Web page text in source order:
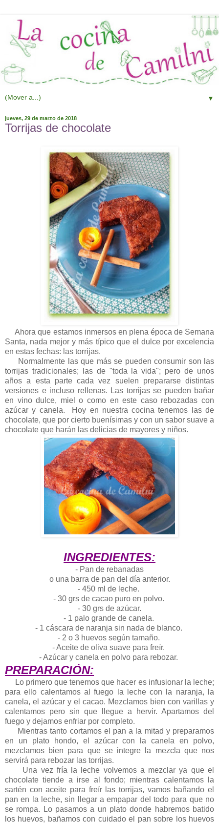
▼
jueves, 29 de marzo de 2018
Torrijas de chocolate
Ahora que estamos inmersos en plena época de Semana
Santa, nada mejor y más típico que el dulce por excelencia
en estas fechas: las torrijas.
Normalmente las que más se pueden consumir son las
torrijas tradicionales; las de "toda la vida"; pero de unos
años a esta parte cada vez suelen prepararse distintas
versiones e incluso rellenas. Las torrijas se pueden bañar
en vino dulce, miel o como en este caso rebozadas con
azúcar y canela. Hoy en nuestra cocina tenemos las de
chocolate, que por cierto buenísimas y con un sabor suave a
chocolate que harán las delicias de mayores y niños.
INGREDIENTES:
- Pan de rebanadas
o una barra de pan del día anterior.
- 450 ml de leche.
- 30 grs de cacao puro en polvo.
- 30 grs de azúcar.
- 1 palo grande de canela.
- 1 cáscara de naranja sin nada de blanco.
- 2 o 3 huevos según tamaño.
- Aceite de oliva suave para freír.
- Azúcar y canela en polvo para rebozar.
PREPARACIÓN:
Lo primero que tenemos que hacer es infusionar la leche;
para ello calentamos al fuego la leche con la naranja, la
canela, el azúcar y el cacao. Mezclamos bien con varillas y
calentamos pero sin que llegue a hervir. Apartamos del
fuego y dejamos enfriar por completo.
Mientras tanto cortamos el pan a la mitad y preparamos
en un plato hondo, el azúcar con la canela en polvo,
mezclamos bien para que se integre la mezcla que nos
servirá para rebozar las torrijas.
Una vez fría la leche volvemos a mezclar ya que el
chocolate tiende a irse al fondo; mientras calentamos la
sartén con aceite para freír las torrijas, vamos bañando el
pan en la leche, sin llegar a empapar del todo para que no
se rompa. Lo pasamos a un plato donde habremos batido
los huevos, bañamos con cuidado el pan sobre los huevos